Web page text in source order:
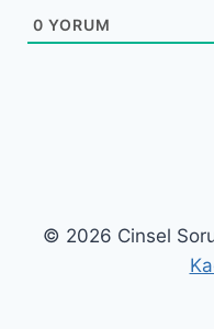
0 YORUM
© 2026 Cinsel